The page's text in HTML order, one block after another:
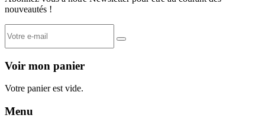
nouveautés !
Voir mon panier
Votre panier est vide.
Menu